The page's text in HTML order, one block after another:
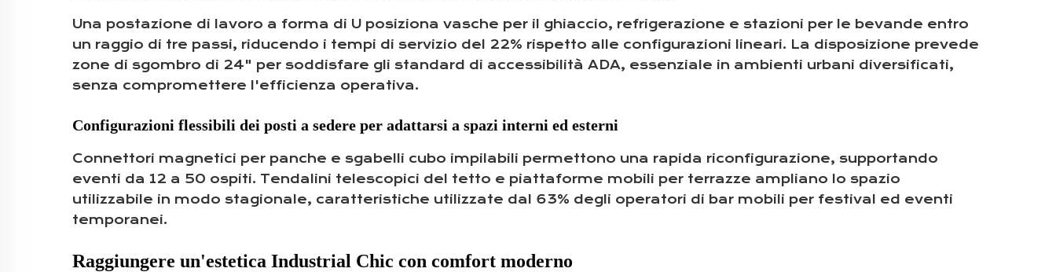
Una postazione di lavoro a forma di U posiziona vasche per il ghiaccio, refrigerazione e stazioni per le bevande entro
un raggio di tre passi, riducendo i tempi di servizio del 22% rispetto alle configurazioni lineari. La disposizione prevede
zone di sgombro di 24" per soddisfare gli standard di accessibilità ADA, essenziale in ambienti urbani diversificati,
senza compromettere l'efficienza operativa.
Configurazioni flessibili dei posti a sedere per adattarsi a spazi interni ed esterni
Connettori magnetici per panche e sgabelli cubo impilabili permettono una rapida riconfigurazione, supportando
eventi da 12 a 50 ospiti. Tendalini telescopici del tetto e piattaforme mobili per terrazze ampliano lo spazio
utilizzabile in modo stagionale, caratteristiche utilizzate dal 63% degli operatori di bar mobili per festival ed eventi
temporanei.
Raggiungere un'estetica Industrial Chic con comfort moderno